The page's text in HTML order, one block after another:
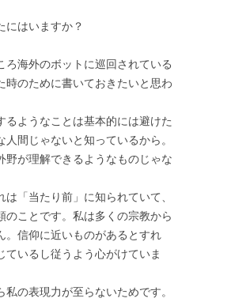
にはいますか？
海外のボットに巡回されている
のために書いておきたいと思わ
ようなことは基本的には避けた
間じゃないと知っているから。
が理解できるようなものじゃな
「当たり前」に知られていて、
ことです。私は多くの宗教から
。信仰に近いものがあるとすれ
いるし従うよう心がけていま
の表現力が至らないためです。